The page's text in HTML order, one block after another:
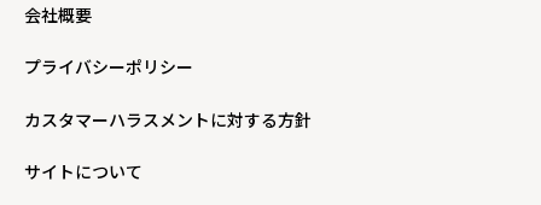
会社概要
プライバシーポリシー
カスタマーハラスメントに対する方針
サイトについて